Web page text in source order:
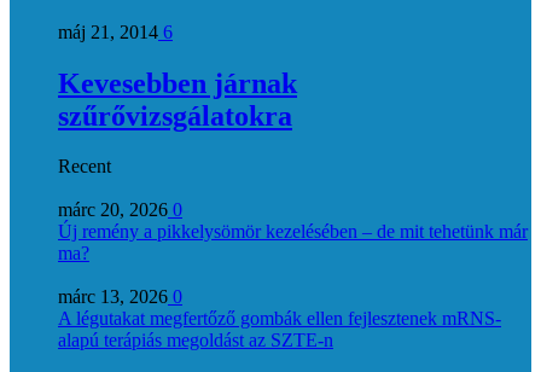
máj 21, 2014 6
Kevesebben járnak
szűrővizsgálatokra
Recent
márc 20, 2026 0
Új remény a pikkelysömör kezelésében – de mit tehetünk már
ma?
márc 13, 2026 0
A légutakat megfertőző gombák ellen fejlesztenek mRNS-
alapú terápiás megoldást az SZTE-n